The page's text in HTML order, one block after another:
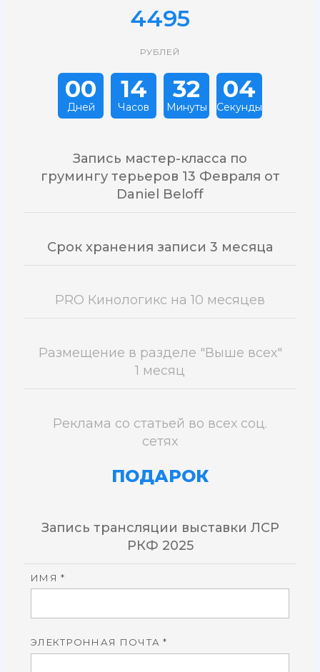
4495
РУБЛЕЙ
00
Дней
14
Часов
32
Минуты
03
Секунды
Запись мастер-класса по
грумингу терьеров 13 Февраля от
Daniel Beloff
Срок хранения записи 3 месяца
PRO Кинологикс на 10 месяцев
Размещение в разделе "Выше всех"
1 месяц
Реклама со статьей во всех соц.
сетях
ПОДАРОК
Запись трансляции выставки ЛСР
РКФ 2025
ИМЯ *
ЭЛЕКТРОННАЯ ПОЧТА *